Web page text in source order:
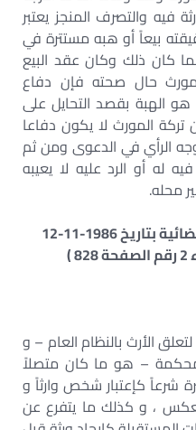
فيه والتصرف المنجز يعتبر
بيعاً أو هبه مستترة في
كان ذلك وكان عقد البيع
حال صحته فإن دفاع
هو الهبة بقصد التحايل على
تركة المورث لا يكون دفاعا
الرأي في الدعوى ومن ثم
له أو الرد عليه لا يعيبه
محله.
( الطعن رقم 161 لسنة 53 قضائية بتاريخ 1986-11-12
الأرث بالنظام العام – و
– هو ما كان متصلاً
شرعاً كإعتبار شخص وارثاً و
، و كذلك ما يتفرع عن